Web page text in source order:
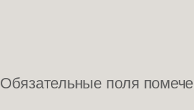
Обязательные поля